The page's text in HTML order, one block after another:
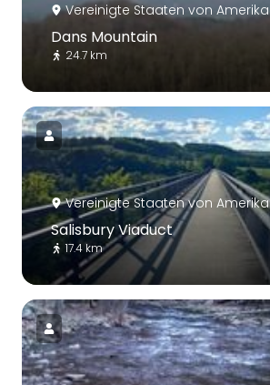
Vereinigte Staaten von Amerika
Dans Mountain
24.7 km
Vereinigte Staaten von Amerika
Salisbury Viaduct
17.4 km